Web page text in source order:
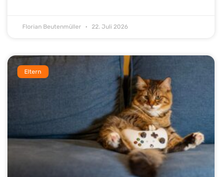
Florian Beutenmüller 22. Juli 2026
Eltern